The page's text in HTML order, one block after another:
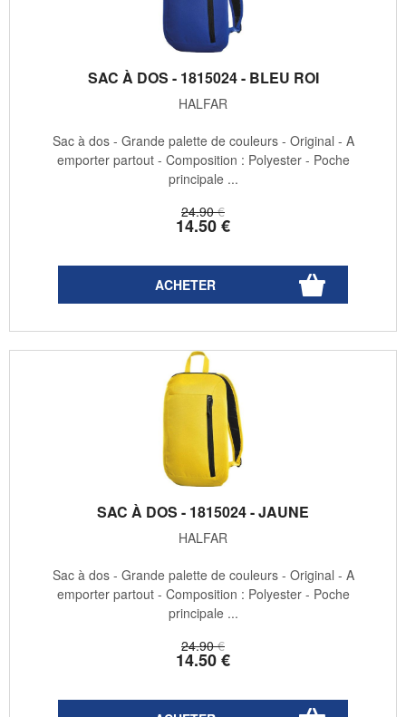
SAC À DOS - 1815024 - BLEU ROI
HALFAR
24.90 €
14.50€
Sac à dos - Grande palette de couleurs - Original - A
emporter partout - Composition : Polyester - Poche
principale ...
SAC À DOS - 1815024 - JAUNE
HALFAR
24.90 €
14.50€
Sac à dos - Grande palette de couleurs - Original - A
emporter partout - Composition : Polyester - Poche
principale ...